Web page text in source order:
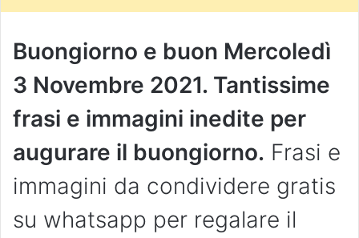
Buongiorno e buon Mercoledì
3 Novembre 2021. Tantissime
frasi e immagini inedite per
augurare il buongiorno. Frasi e
immagini da condividere gratis
su whatsapp per regalare il